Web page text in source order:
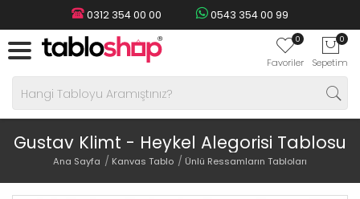
0312 354 00 00 0543 354 00 99
0
Favoriler
0
Sepetim
Gustav Klimt - Heykel Alegorisi Tablosu
Ana Sayfa Kanvas Tablo Ünlü Ressamların Tabloları